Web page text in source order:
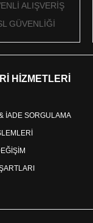
ALIŞVERİŞ
GÜVENLİĞİ
HİZMETLERİ
İADE SORGULAMA